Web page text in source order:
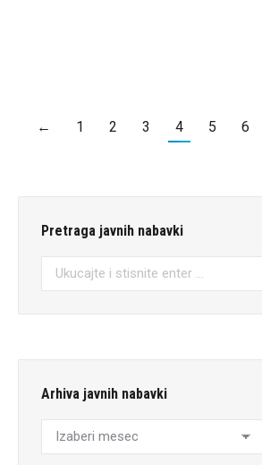
← 1 2 3 4 5 6
Pretraga javnih nabavki
Pretraga:
Arhiva javnih nabavki
Arhiva
javnih